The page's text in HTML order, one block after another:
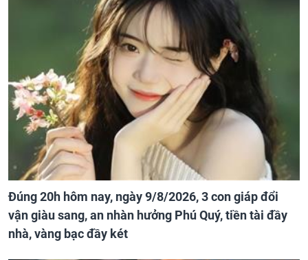
Đúng 20h hôm nay, ngày 9/8/2026, 3 con giáp đổi
vận giàu sang, an nhàn hưởng Phú Quý, tiền tài đầy
nhà, vàng bạc đầy két